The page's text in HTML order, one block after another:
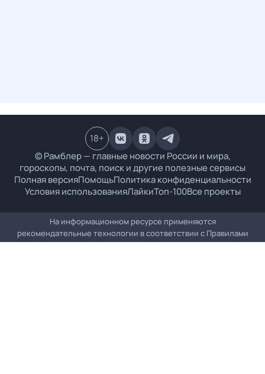
© Рамблер — главные новости России и мира,
гороскопы, почта, поиск и другие полезные сервисы
Полная версияПомощьПолитика конфиденциальности
Условия использованияЛайкиТоп-100Все проекты
18+
На информационном ресурсе применяются
рекомендательные технологии в соответствии с Правилами